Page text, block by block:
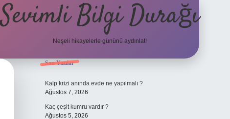
Sevimli Bilgi Durağı
Neşeli hikayelerle gününü aydınlat!
Sidebar
Son Yazılar
Kalp krizi anında evde ne yapılmalı ?
Ağustos 7, 2026
Kaç çeşit kumru vardır ?
Ağustos 5, 2026